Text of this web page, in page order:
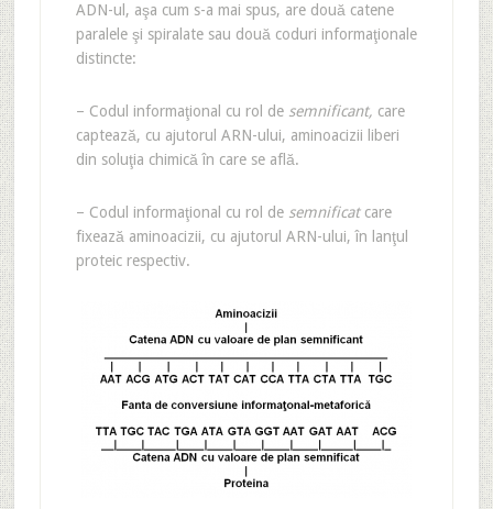
ADN-ul, aşa cum s-a mai spus, are două catene
paralele şi spiralate sau două coduri informaţionale
distincte:
– Codul informaţional cu rol de semnificant, care
captează, cu ajutorul ARN-ului, aminoacizii liberi
din soluţia chimică în care se află.
– Codul informaţional cu rol de semnificatcare
fixează aminoacizii, cu ajutorul ARN-ului, în lanţul
proteic respectiv.